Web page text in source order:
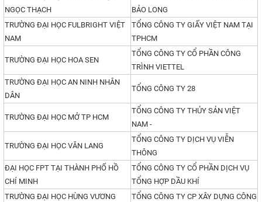
NGỌC THẠCH
BẢO LONG
TRƯỜNG ĐẠI HỌC FULBRIGHT VIỆT
NAM
TỔNG CÔNG TY GIẤY VIỆT NAM TẠI
TPHCM
TRƯỜNG ĐẠI HỌC HOA SEN
TỔNG CÔNG TY CỔ PHẦN CÔNG
TRÌNH VIETTEL
TRƯỜNG ĐẠI HỌC AN NINH NHÂN
DÂN
TỔNG CÔNG TY 28
TRƯỜNG ĐẠI HỌC MỞ TP HCM
TỔNG CÔNG TY THỦY SẢN VIỆT
NAM -
TRƯỜNG ĐẠI HỌC VĂN LANG
TỔNG CÔNG TY DỊCH VỤ VIỄN
THÔNG
ĐẠI HỌC FPT TẠI THÀNH PHỐ HỒ
CHÍ MINH
TỔNG CÔNG TY CỔ PHẦN DỊCH VỤ
TỔNG HỢP DẦU KHÍ
TRƯỜNG ĐẠI HỌC HÙNG VƯƠNG
TỔNG CÔNG TY CP XÂY DỰNG CÔNG